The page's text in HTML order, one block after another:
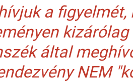
a
által
NEM